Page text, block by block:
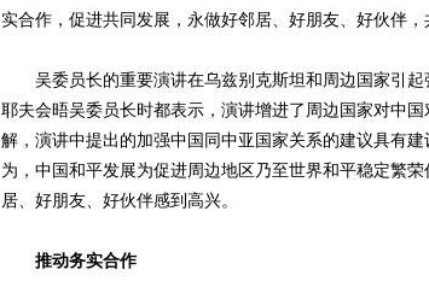
实合作，促进共同发展，永做好邻居、好朋友、好伙伴，
吴委员长的重要演讲在乌兹别克斯坦和周边国家引起
耶夫会晤吴委员长时都表示，演讲增进了周边国家对中
解，演讲中提出的加强中国同中亚国家关系的建议具有
为，中国和平发展为促进周边地区乃至世界和平稳定繁
居、好朋友、好伙伴感到高兴。
推动务实合作